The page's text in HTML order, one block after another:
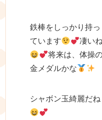
鉄棒をしっかり持っ
ています
凄いね
将来は、体操
金メダルかな
シャボン玉綺麗だね